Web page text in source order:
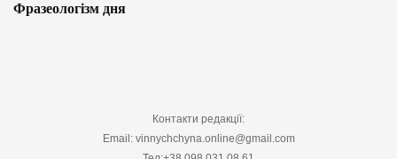
Фразеологізм дня
Контакти редакції:
Email: vinnychchyna.online@gmail.com